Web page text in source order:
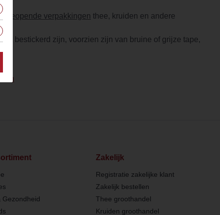
geopende verpakkingen thee, kruiden en andere
bestickerd zijn, voorzien zijn van bruine of grijze tape,
Gezondheid
Zakelijk
Registratie zakelijke klant
Zakelijk bestellen
Thee groothandel
Kruiden groothandel